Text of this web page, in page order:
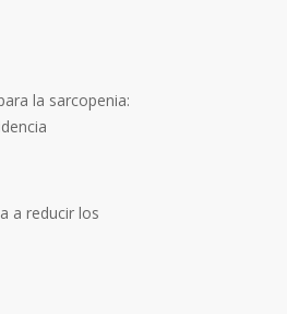
la sarcopenia:
a reducir los